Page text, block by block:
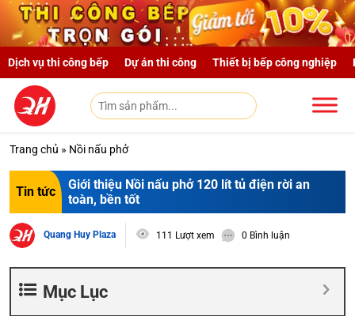
Skip to main content
Dịch vụ thi công bếp Dự án thi công Thiết bị bếp công nghiệp
Trang chủ » Nồi nấu phở
Tin tức
Giới thiệu Nồi nấu phở 120 lít tủ điện rời an
toàn, bền tốt
Quang Huy Plaza 111 Lượt xem 0 Bình luận
Mục Lục